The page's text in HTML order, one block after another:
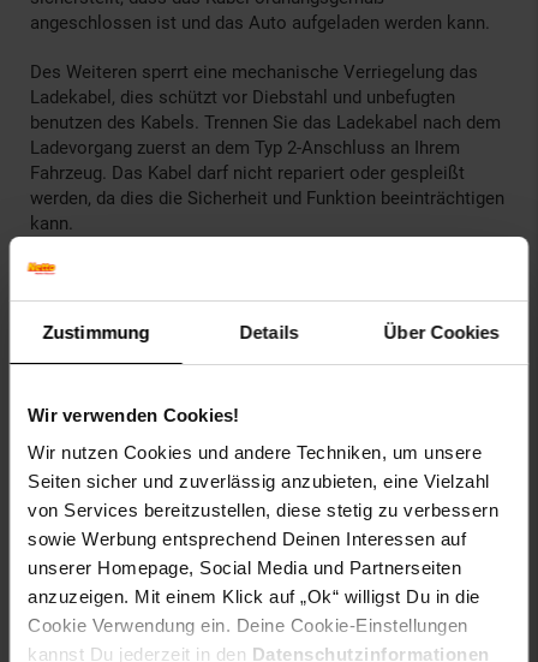
Zustimmung Details Über Cookies
Wir verwenden Cookies!
Wir nutzen Cookies und andere Techniken, um unsere
Seiten sicher und zuverlässig anzubieten, eine Vielzahl
von Services bereitzustellen, diese stetig zu verbessern
sowie Werbung entsprechend Deinen Interessen auf
unserer Homepage, Social Media und Partnerseiten
anzuzeigen. Mit einem Klick auf „Ok“ willigst Du in die
Cookie Verwendung ein. Deine Cookie-Einstellungen
kannst Du jederzeit in den Datenschutzinformationen
angeschlossen ist und das Auto aufgeladen werden kann.
Des Weiteren sperrt eine mechanische Verriegelung das
Ladekabel, dies schützt vor Diebstahl und unbefugten
benutzen des Kabels. Trennen Sie das Ladekabel nach dem
Ladevorgang zuerst an dem Typ 2-Anschluss an Ihrem
Fahrzeug. Das Kabel darf nicht repariert oder gespleißt
werden, da dies die Sicherheit und Funktion beeinträchtigen
kann.
TECHNISCHE DETAILS
Stecker: Typ 2 auf Typ 2
Stecker Wallbox/Steckdose: Typ 2
Stecker Fahrzeugseite: Typ 2
Ladeleistung: 7,6 kW
Stromversorgung: 1-phasig
Arbeitstemperatur min.: -30 °C
Arbeitstemperatur max.: 50 °C
Widerstandsfähige Spannung: 2000 Volt
Lademodus gemäß IEC 61851-1: Mode 3